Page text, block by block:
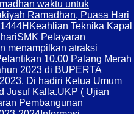
waktu untuk
Ramadhan, Puasa Hari
Keahlian Teknika Kapal
SMK Pelayaran
menampilkan atraksi
10.00 Palang Merah
2023 di BUPERTA
Di hadiri Ketua Umum
Jusuf Kalla.UKP ( Ujian
Pembangunan